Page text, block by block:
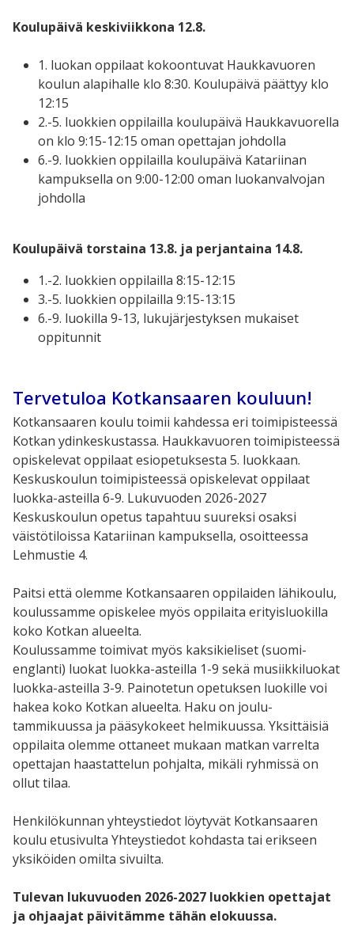
Koulupäivä keskiviikkona 12.8.
1. luokan oppilaat kokoontuvat Haukkavuoren
koulun alapihalle klo 8:30. Koulupäivä päättyy klo
12:15
2.-5. luokkien oppilailla koulupäivä Haukkavuorella
on klo 9:15-12:15 oman opettajan johdolla
6.-9. luokkien oppilailla koulupäivä Katariinan
kampuksella on 9:00-12:00 oman luokanvalvojan
johdolla
Koulupäivä torstaina 13.8. ja perjantaina 14.8.
1.-2. luokkien oppilailla 8:15-12:15
3.-5. luokkien oppilailla 9:15-13:15
6.-9. luokilla 9-13, lukujärjestyksen mukaiset
oppitunnit
Tervetuloa Kotkansaaren kouluun!
Kotkansaaren koulu toimii kahdessa eri toimipisteessä
Kotkan ydinkeskustassa. Haukkavuoren toimipisteessä
opiskelevat oppilaat esiopetuksesta 5. luokkaan.
Keskuskoulun toimipisteessä opiskelevat oppilaat
luokka-asteilla 6-9. Lukuvuoden 2026-2027
Keskuskoulun opetus tapahtuu suureksi osaksi
väistötiloissa Katariinan kampuksella, osoitteessa
Lehmustie 4.
Paitsi että olemme Kotkansaaren oppilaiden lähikoulu,
koulussamme opiskelee myös oppilaita erityisluokilla
koko Kotkan alueelta.
Koulussamme toimivat myös kaksikieliset (suomi-
englanti) luokat luokka-asteilla 1-9 sekä musiikkiluokat
luokka-asteilla 3-9. Painotetun opetuksen luokille voi
hakea koko Kotkan alueelta. Haku on joulu-
tammikuussa ja pääsykokeet helmikuussa. Yksittäisiä
oppilaita olemme ottaneet mukaan matkan varrelta
opettajan haastattelun pohjalta, mikäli ryhmissä on
ollut tilaa.
Henkilökunnan yhteystiedot löytyvät Kotkansaaren
koulu etusivulta Yhteystiedot kohdasta tai erikseen
yksiköiden omilta sivuilta.
Tulevan lukuvuoden 2026-2027 luokkien opettajat
ja ohjaajat päivitämme tähän elokuussa.